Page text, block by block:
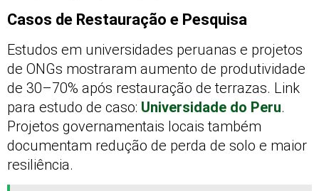
Casos de Restauração e Pesquisa
Estudos em universidades peruanas e projetos
de ONGs mostraram aumento de produtividade
de 30–70% após restauração de terrazas. Link
para estudo de caso: Universidade do Peru.
Projetos governamentais locais também
documentam redução de perda de solo e maior
resiliência.